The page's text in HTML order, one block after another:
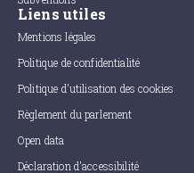
Liens utiles
Mentions légales
Politique de confidentialité
Politique d'utilisation des cookies
Règlement du parlement
Open data
Déclaration d'accessibilité